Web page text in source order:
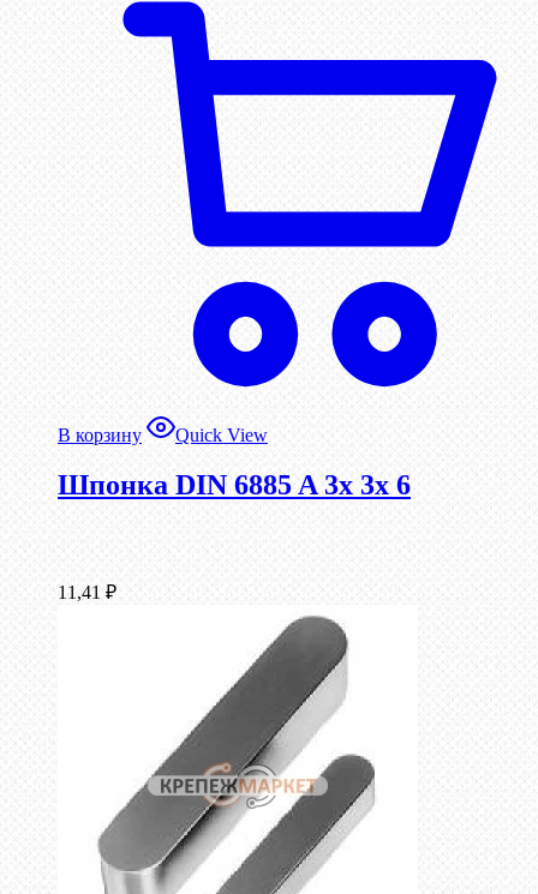
В корзину Quick View
Шпонка DIN 6885 A 3x 3x 6
11,41 ₽